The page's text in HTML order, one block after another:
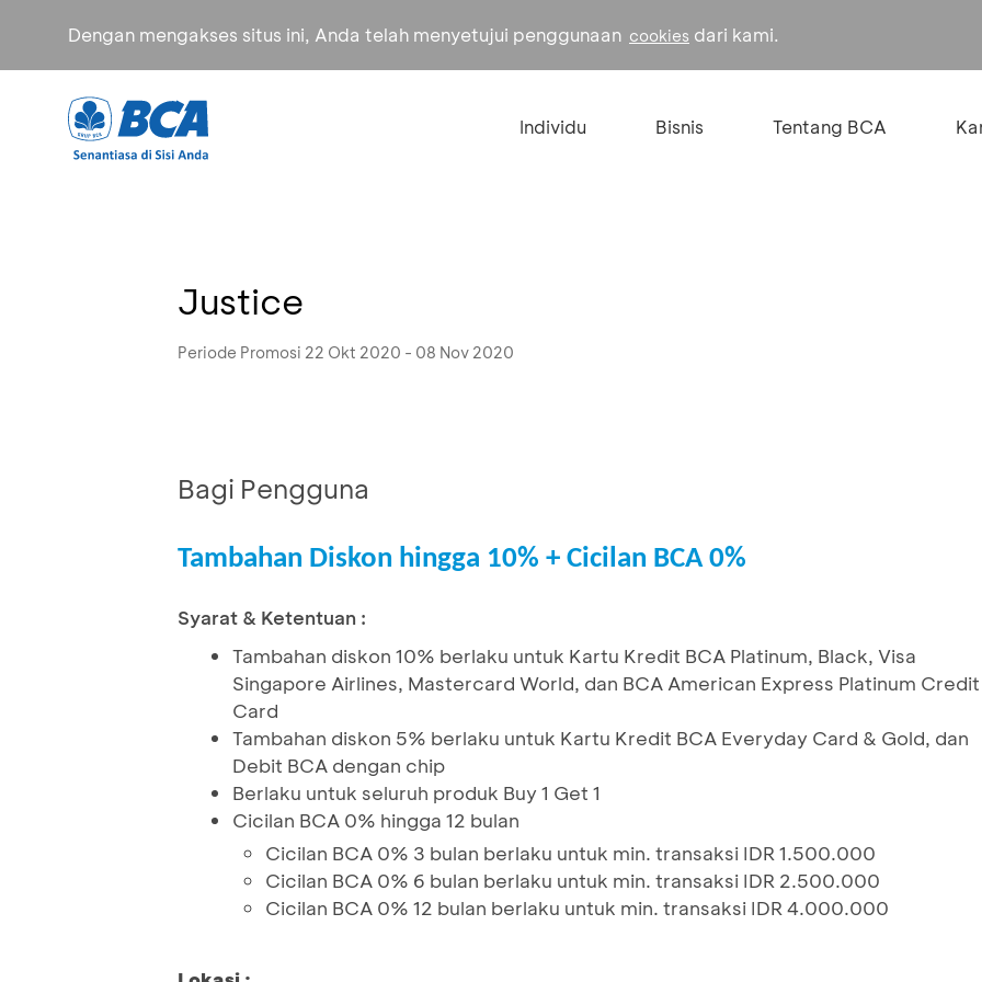
Dengan mengakses situs ini, Anda telah menyetujui penggunaan cookies dari kami.
Individu Bisnis Tentang BCA
Justice
Periode Promosi 22 Okt 2020 - 08 Nov 2020
Bagi Pengguna
Tambahan Diskon hingga 10% + Cicilan BCA 0%
Syarat & Ketentuan :
Tambahan diskon 10% berlaku untuk Kartu Kredit BCA Platinum, Black, Visa
Singapore Airlines, Mastercard World, dan BCA American Express Platinum Credit
Card
Tambahan diskon 5% berlaku untuk Kartu Kredit BCA Everyday Card & Gold, dan
Debit BCA dengan chip
Berlaku untuk seluruh produk Buy 1 Get 1
Cicilan BCA 0% hingga 12 bulan
Cicilan BCA 0% 3 bulan berlaku untuk min. transaksi IDR 1.500.000
Cicilan BCA 0% 6 bulan berlaku untuk min. transaksi IDR 2.500.000
Cicilan BCA 0% 12 bulan berlaku untuk min. transaksi IDR 4.000.000